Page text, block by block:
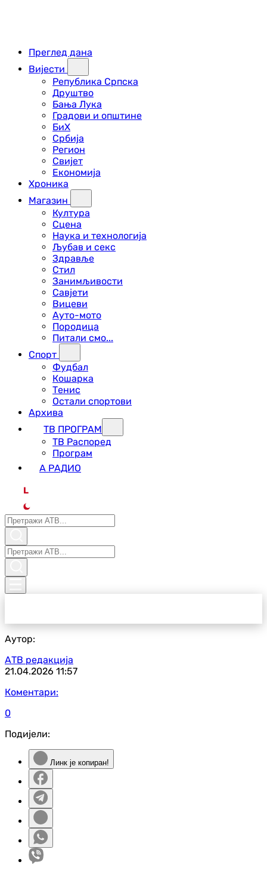
Преглед дана
Вијести
Република Српска
Друштво
Бања Лука
Градови и општине
БиХ
Србија
Регион
Свијет
Економија
Хроника
Магазин
Култура
Сцена
Наука и технологија
Љубав и секс
Здравље
Стил
Занимљивости
Савјети
Вицеви
Ауто-мото
Породица
Питали смо...
Спорт
Фудбал
Кошарка
Тенис
Остали спортови
Архива
ТВ ПРОГРАМ
ТВ Распоред
Програм
А РАДИО
L
Аутор:
АТВ редакција
21.04.2026 11:57
Коментари:
0
Подијели:
Линк је копиран!